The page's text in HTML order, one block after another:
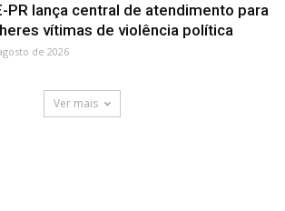
PR lança central de atendimento para
vítimas de violência política
de 2026
Ver mais